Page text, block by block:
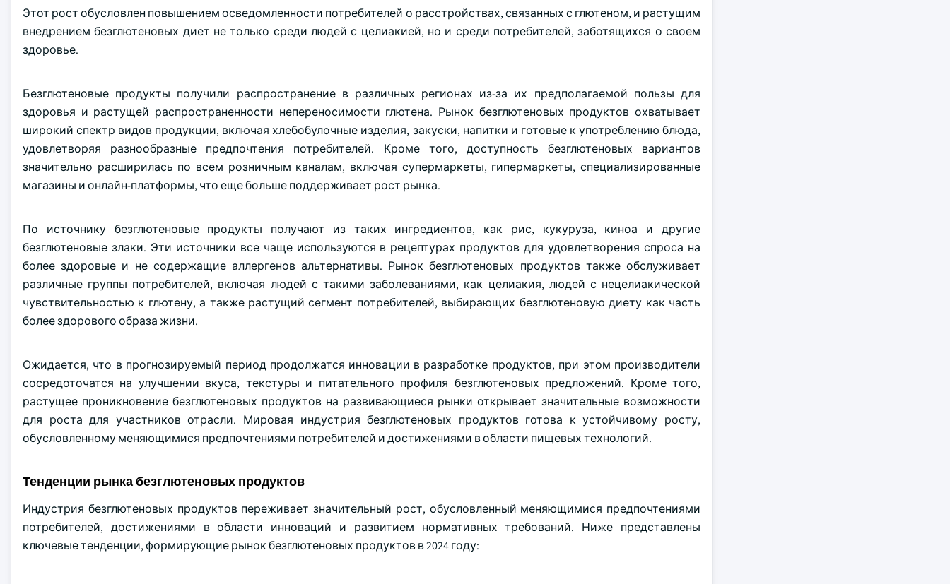
Этот рост обусловлен повышением осведомленности потребителей о расстройствах, связанных с глютеном, и растущим
внедрением безглютеновых диет не только среди людей с целиакией, но и среди потребителей, заботящихся о своем
здоровье.
Безглютеновые продукты получили распространение в различных регионах из-за их предполагаемой пользы для
здоровья и растущей распространенности непереносимости глютена. Рынок безглютеновых продуктов охватывает
широкий спектр видов продукции, включая хлебобулочные изделия, закуски, напитки и готовые к употреблению блюда,
удовлетворяя разнообразные предпочтения потребителей. Кроме того, доступность безглютеновых вариантов
значительно расширилась по всем розничным каналам, включая супермаркеты, гипермаркеты, специализированные
магазины и онлайн-платформы, что еще больше поддерживает рост рынка.
По источнику безглютеновые продукты получают из таких ингредиентов, как рис, кукуруза, киноа и другие
безглютеновые злаки. Эти источники все чаще используются в рецептурах продуктов для удовлетворения спроса на
более здоровые и не содержащие аллергенов альтернативы. Рынок безглютеновых продуктов также обслуживает
различные группы потребителей, включая людей с такими заболеваниями, как целиакия, людей с нецелиакической
чувствительностью к глютену, а также растущий сегмент потребителей, выбирающих безглютеновую диету как часть
более здорового образа жизни.
Ожидается, что в прогнозируемый период продолжатся инновации в разработке продуктов, при этом производители
сосредоточатся на улучшении вкуса, текстуры и питательного профиля безглютеновых предложений. Кроме того,
растущее проникновение безглютеновых продуктов на развивающиеся рынки открывает значительные возможности
для роста для участников отрасли. Мировая индустрия безглютеновых продуктов готова к устойчивому росту,
обусловленному меняющимися предпочтениями потребителей и достижениями в области пищевых технологий.
Тенденции рынка безглютеновых продуктов
Индустрия безглютеновых продуктов переживает значительный рост, обусловленный меняющимися предпочтениями
потребителей, достижениями в области инноваций и развитием нормативных требований. Ниже представлены
ключевые тенденции, формирующие рынок безглютеновых продуктов в 2024 году: